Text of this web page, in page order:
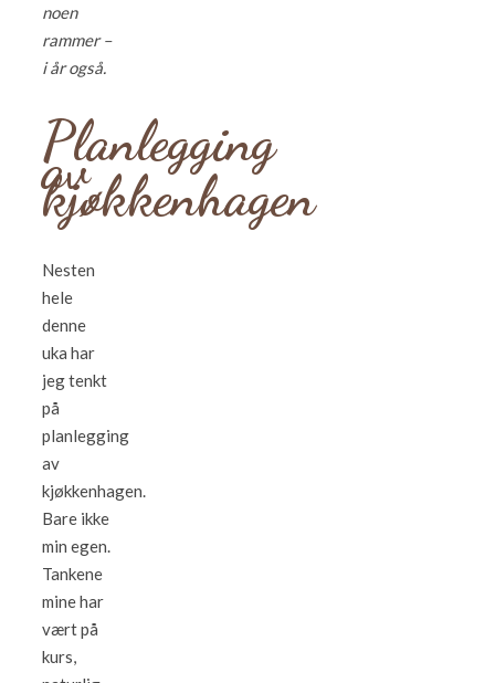
noen
rammer –
i år også.
Planlegging
av
kjøkkenhagen
Nesten
hele
denne
uka har
jeg tenkt
på
planlegging
av
kjøkkenhagen.
Bare ikke
min egen.
Tankene
mine har
vært på
kurs,